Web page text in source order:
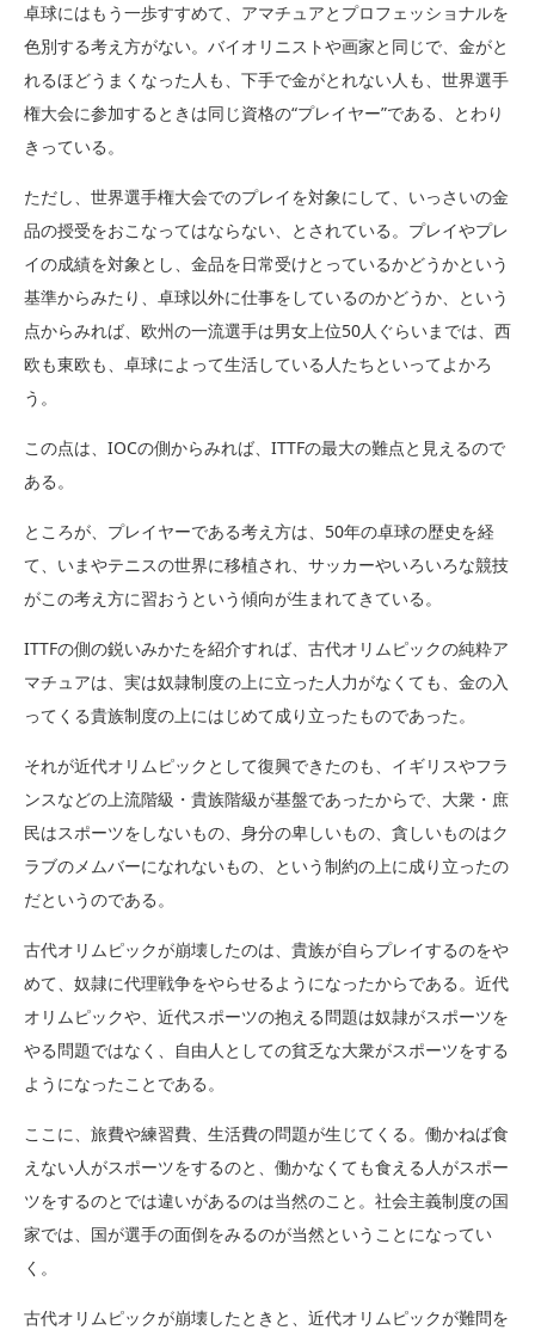
卓球にはもう一歩すすめて、アマチュアとプロフェッショナルを
色別する考え方がない。バイオリニストや画家と同じで、金がと
れるほどうまくなった人も、下手で金がとれない人も、世界選手
権大会に参加するときは同じ資格の“プレイヤー”である、とわり
きっている。
ただし、世界選手権大会でのプレイを対象にして、いっさいの金
品の授受をおこなってはならない、とされている。プレイやプレ
イの成績を対象とし、金品を日常受けとっているかどうかという
基準からみたり、卓球以外に仕事をしているのかどうか、という
点からみれば、欧州の一流選手は男女上位50人ぐらいまでは、西
欧も東欧も、卓球によって生活している人たちといってよかろ
う。
この点は、IOCの側からみれば、ITTFの最大の難点と見えるので
ある。
ところが、プレイヤーである考え方は、50年の卓球の歴史を経
て、いまやテニスの世界に移植され、サッカーやいろいろな競技
がこの考え方に習おうという傾向が生まれてきている。
ITTFの側の鋭いみかたを紹介すれば、古代オリムピックの純粋ア
マチュアは、実は奴隷制度の上に立った人力がなくても、金の入
ってくる貴族制度の上にはじめて成り立ったものであった。
それが近代オリムピックとして復興できたのも、イギリスやフラ
ンスなどの上流階級・貴族階級が基盤であったからで、大衆・庶
民はスポーツをしないもの、身分の卑しいもの、貪しいものはク
ラブのメムバーになれないもの、という制約の上に成り立ったの
だというのである。
古代オリムピックが崩壊したのは、貴族が自らプレイするのをや
めて、奴隷に代理戦争をやらせるようになったからである。近代
オリムピックや、近代スポーツの抱える問題は奴隷がスポーツを
やる問題ではなく、自由人としての貧乏な大衆がスポーツをする
ようになったことである。
ここに、旅費や練習費、生活費の問題が生じてくる。働かねば食
えない人がスポーツをするのと、働かなくても食える人がスポー
ツをするのとでは違いがあるのは当然のこと。社会主義制度の国
家では、国が選手の面倒をみるのが当然ということになってい
く。
古代オリムピックが崩壊したときと、近代オリムピックが難問を